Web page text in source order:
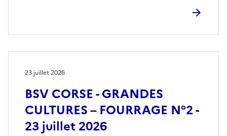
BSV CORSE - GRANDES
CULTURES – FOURRAGE N°2 -
23 juillet 2026
23 juillet 2026